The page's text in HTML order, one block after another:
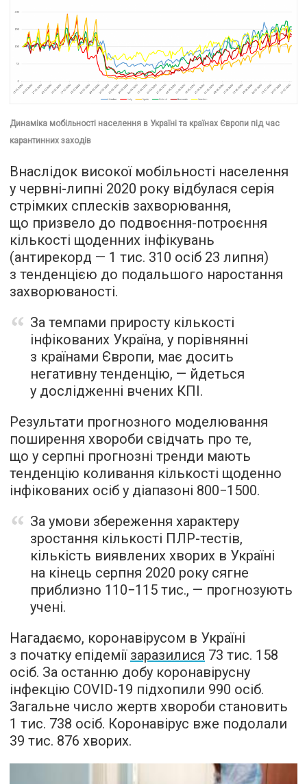
Динаміка мобільності населення в Україні та країнах Європи під час
карантинних заходів
Внаслідок високої мобільності населення
у червні-липні 2020 року відбулася серія
стрімких сплесків захворювання,
що призвело до подвоєння-потроєння
кількості щоденних інфікувань
(антирекорд — 1 тис. 310 осіб 23 липня)
з тенденцією до подальшого наростання
захворюваності.
За темпами приросту кількості
інфікованих Україна, у порівнянні
з країнами Європи, має досить
негативну тенденцію, — йдеться
у дослідженні вчених КПІ.
Результати прогнозного моделювання
поширення хвороби свідчать про те,
що у серпні прогнозні тренди мають
тенденцію коливання кількості щоденно
інфікованих осіб у діапазоні 800−1500.
За умови збереження характеру
зростання кількості ПЛР-тестів,
кількість виявлених хворих в Україні
на кінець серпня 2020 року сягне
приблизно 110−115 тис., — прогнозують
учені.
Нагадаємо, коронавірусом в Україні
з початку епідемії заразилися 73 тис. 158
осіб. За останню добу коронавірусну
інфекцію COVID-19 підхопили 990 осіб.
Загальне число жертв хвороби становить
1 тис. 738 осіб. Коронавірус вже подолали
39 тис. 876 хворих.